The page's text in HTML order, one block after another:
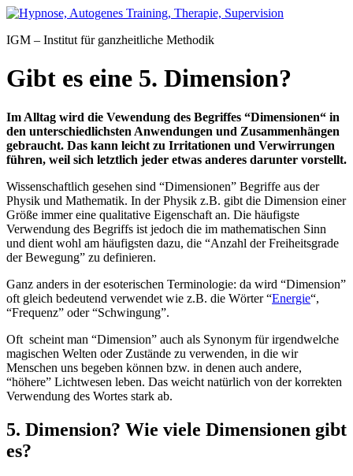
Zum
springen
IGM – Institut für ganzheitliche Methodik
Gibt es eine 5. Dimension?
Im Alltag wird die Vewendung des Begriffes “Dimensionen“ in
den unterschiedlichsten Anwendungen und Zusammenhängen
gebraucht. Das kann leicht zu Irritationen und Verwirrungen
führen, weil sich letztlich jeder etwas anderes darunter vorstellt.
Wissenschaftlich gesehen sind “Dimensionen” Begriffe aus der
Physik und Mathematik. In der Physik z.B. gibt die Dimension einer
Größe immer eine qualitative Eigenschaft an. Die häufigste
Verwendung des Begriffs ist jedoch die im mathematischen Sinn
und dient wohl am häufigsten dazu, die “Anzahl der Freiheitsgrade
der Bewegung” zu definieren.
Ganz anders in der esoterischen Terminologie: da wird “Dimension”
oft gleich bedeutend verwendet wie z.B. die Wörter “Energie“,
“Frequenz” oder “Schwingung”.
Oft scheint man “Dimension” auch als Synonym für irgendwelche
magischen Welten oder Zustände zu verwenden, in die wir
Menschen uns begeben können bzw. in denen auch andere,
“höhere” Lichtwesen leben. Das weicht natürlich von der korrekten
Verwendung des Wortes stark ab.
5. Dimension? Wie viele Dimensionen gibt
es?